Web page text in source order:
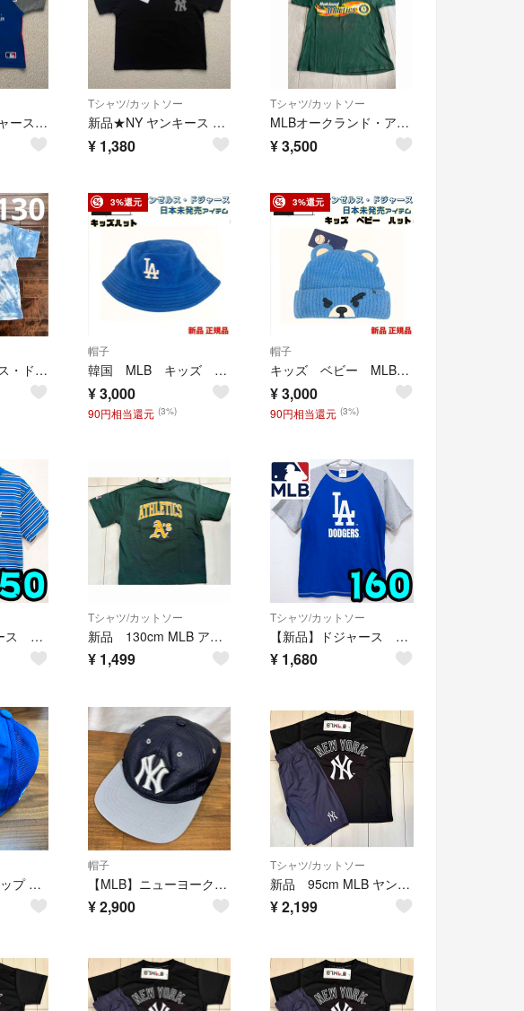
新品★MLB ドジャース エンゼルス 半袖Tシャツ 男の子 100cm
Tシャツ/カットソー
新品★NY ヤンキース ヒョウ柄ロゴ 半袖Tシャツ 黒 キッズ 120cm
¥ 1,380
Tシャツ/カットソー
MLBオークランド・アスレチックス古着8歳120 ヴィンテージ メジャーリーグ
¥3,500
MLB ロサンゼルス・ドジャース 半袖Tシャツ ブルー 130 綿100% 新品
3%還元
帽子
韓国 MLB キッズ ロサンゼルスドジャース ハット 帽子 大谷翔平 新品
¥3,000
90円相当還元 (3%)
3%還元
帽子
キッズ ベビー MLB ロサンゼルスドジャース ニット帽 帽子 大谷翔平 くま
¥3,000
90円相当還元 (3%)
【新品】ドジャース Tシャツ 150 MLB公式 ボーダー ストライプ 青
Tシャツ/カットソー
新品 130cm MLB アスレチックス 半袖Tシャツ バックプリント グリーン
¥ 1,499
Tシャツ/カットソー
【新品】ドジャース Tシャツ 160 キッズ MLB公式 LA 青 ①
¥ 1,680
MLB LAロゴキャップ 5-7Y 49cm〜51cm ブルー韓国 子供服 帽子
帽子
【MLB】ニューヨーク・ヤンキース パンチングレザー調キッズキャップ 帽子
¥2,900
Tシャツ/カットソー
新品 95cm MLB ヤンキース 半袖上下セットアップ メッシュ 黒
¥2,199